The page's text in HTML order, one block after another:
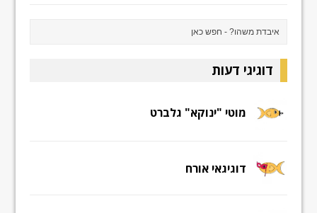
דוגיגי דעות
מוטי "ינוקא" גלברט
דוגיגאי אורח